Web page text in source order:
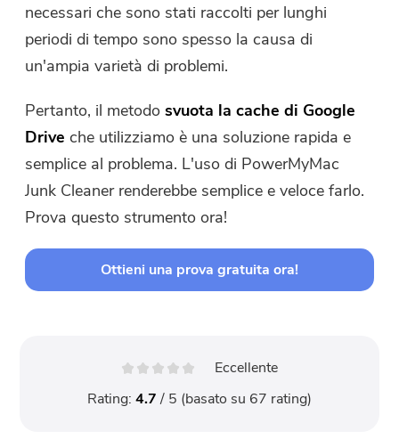
necessari che sono stati raccolti per lunghi
periodi di tempo sono spesso la causa di
un'ampia varietà di problemi.
Pertanto, il metodosvuota la cache di Google
Drive che utilizziamo è una soluzione rapida e
semplice al problema. L'uso di PowerMyMac
Junk Cleaner renderebbe semplice e veloce farlo.
Prova questo strumento ora!
Ottieni una prova gratuita ora!
Eccellente
Rating: 4.7/ 5 (basato su 67 rating)